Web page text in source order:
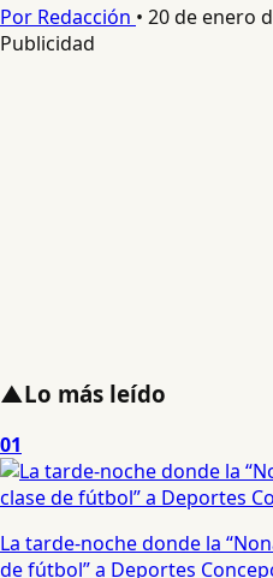
Por Redacción • 20 de enero
Publicidad
▲Lo más leído
01
La tarde-noche donde la
de fútbol” a Deportes